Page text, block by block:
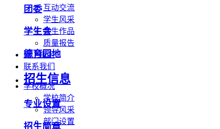
互动交流
学生风采
学生作品
质量报告
网上报名
联系我们
学校概况
学校简介
领导风采
部门设置
团委
学生会
德育园地
招生信息
专业设置
招生简章